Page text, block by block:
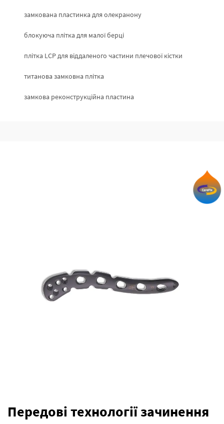
замкована пластинка для олекранону
блокуюча плітка для малої берці
плітка LCP для віддаленого частини плечової кістки
титанова замковна плітка
замкова реконструкційна пластина
Передові технології зачинення